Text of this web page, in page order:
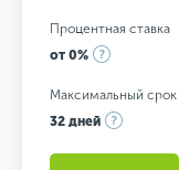
Процентная ставка
от 0%
Максимальный срок
32 дней